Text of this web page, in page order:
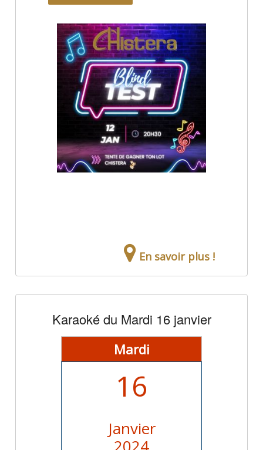
En savoir plus !
Karaoké du Mardi 16 janvier
Mardi
16
Janvier